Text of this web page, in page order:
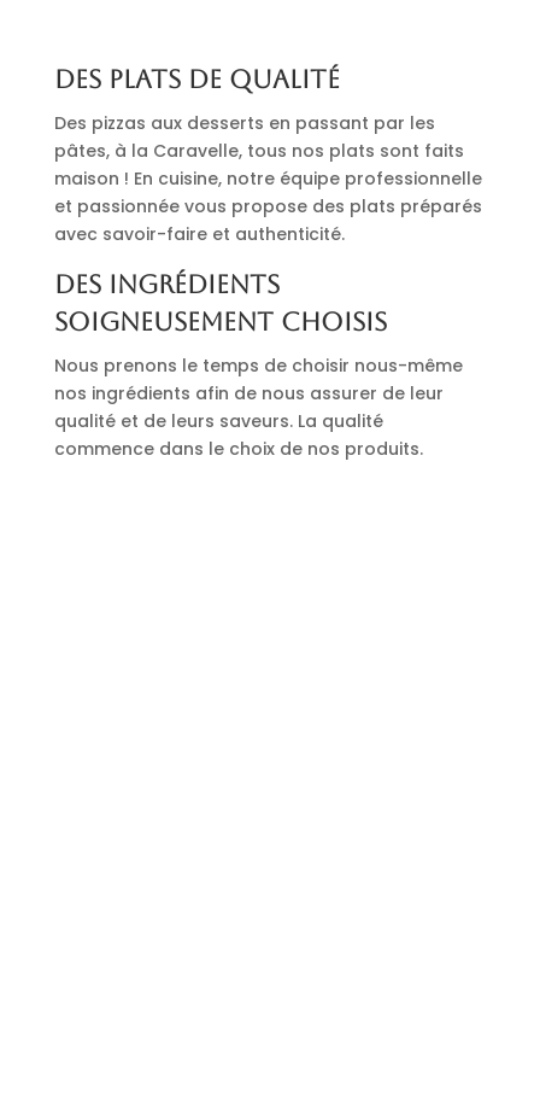
Des plats de qualité
Des pizzas aux desserts en passant par les
pâtes, à la Caravelle, tous nos plats sont faits
maison ! En cuisine, notre équipe professionnelle
et passionnée vous propose des plats préparés
avec savoir-faire et authenticité.
Des ingrédients
soigneusement choisis
Nous prenons le temps de choisir nous-même
nos ingrédients afin de nous assurer de leur
qualité et de leurs saveurs. La qualité
commence dans le choix de nos produits.